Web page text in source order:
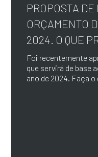
PROPOSTA
ORÇAMENTO
2024. O QUE
Foi recentemente
que servirá de base
ano de 2024. Faça